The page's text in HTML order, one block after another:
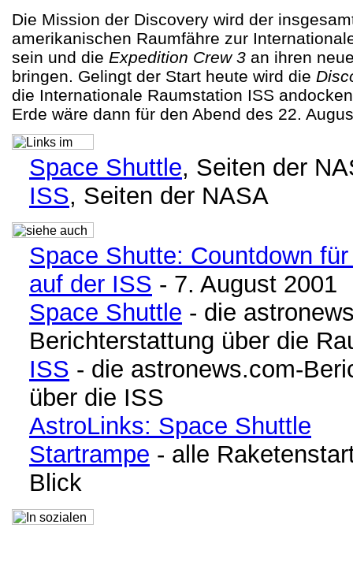
Die Mission der Discovery wird der
amerikanischen Raumfähre zur
sein und die Expedition Crew 3 an ihren
bringen. Gelingt der Start heute wird die
die Internationale Raumstation ISS
Erde wäre dann für den Abend des 22.
Space Shuttle, Seiten der
ISS, Seiten der NASA
Space Shutte: Countdown
auf der ISS - 7. August 2001
Space Shuttle - die
Berichterstattung über die
ISS - die astronews.com-
über die ISS
AstroLinks: Space Shuttle
Startrampe - alle
Blick